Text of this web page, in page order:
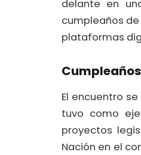
delante en
cumpleaños de
plataformas
El encuentro
tuvo como
proyectos
Nación en el